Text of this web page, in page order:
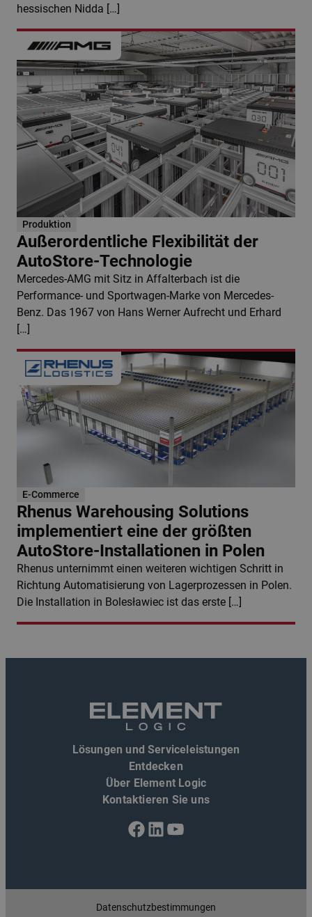
hessischen Nidda […]
Produktion
Außerordentliche Flexibilität der
AutoStore-Technologie
Mercedes-AMG mit Sitz in Affalterbach ist die
Performance- und Sportwagen-Marke von Mercedes-
Benz. Das 1967 von Hans Werner Aufrecht und Erhard
[…]
E-Commerce
Rhenus Warehousing Solutions
implementiert eine der größten
AutoStore-Installationen in Polen
Rhenus unternimmt einen weiteren wichtigen Schritt in
Richtung Automatisierung von Lagerprozessen in Polen.
Die Installation in Bolesławiec ist das erste […]
Lösungen und Serviceleistungen
Entdecken
Über Element Logic
Kontaktieren Sie uns
Facebook
LinkedIn
YouTube
Datenschutzbestimmungen